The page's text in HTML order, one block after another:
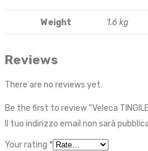
Weight 1.6 kg
Reviews
There are no reviews yet.
Be the first to review “Veleca
Il tuo indirizzo email non sarà
Your rating *